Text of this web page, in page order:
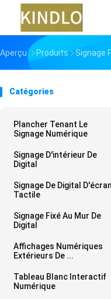
Aperçu Produits Signage
Catégories
Plancher Tenant Le
Signage Numérique
Signage D'intérieur De
Digital
Signage De Digital D'écran
Tactile
Signage Fixé Au Mur De
Digital
Affichages Numériques
Extérieurs De ...
Tableau Blanc Interactif
Numérique